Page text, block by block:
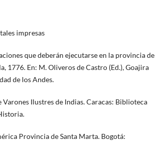
impresas
que deberán ejecutarse en la provincia de
1776. En: M. Oliveros de Castro (Ed.), Goajira
de los Andes.
Varones Ilustres de Indias. Caracas: Biblioteca
Provincia de Santa Marta. Bogotá: